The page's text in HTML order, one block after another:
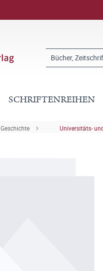
SCHRIFTENREIHEN
Geschichte Universitäts-